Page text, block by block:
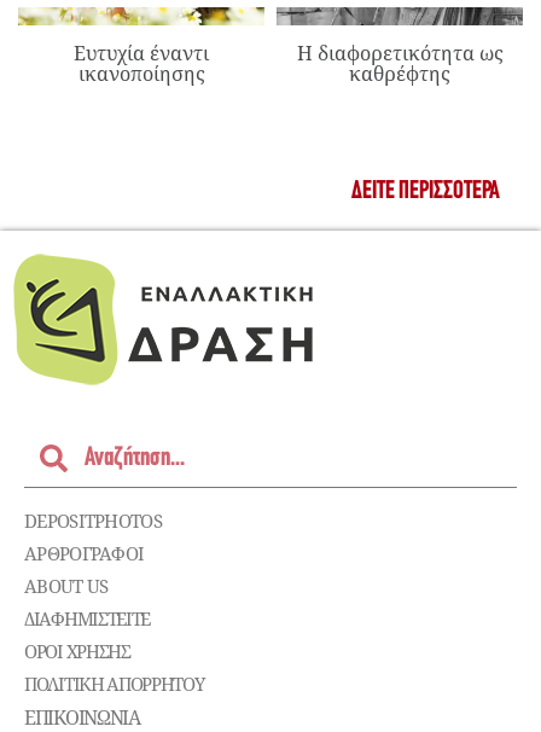
Ευτυχία έναντι
ικανοποίησης
Η διαφορετικότητα ως
καθρέφτης
ΔΕΊΤΕ ΠΕΡΙΣΣΌΤΕΡΑ
DEPOSITPHOTOS
ΑΡΘΡΟΓΡΑΦΟΙ
ABOUT US
ΔΙΑΦΗΜΙΣΤΕΊΤΕ
ΌΡΟΙ ΧΡΉΣΗΣ
ΠΟΛΙΤΙΚΉ ΑΠΟΡΡΉΤΟΥ
ΕΠΙΚΟΙΝΩΝΊΑ